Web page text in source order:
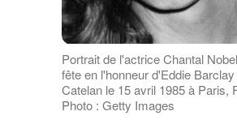
Portrait de l'actrice Chantal
fête en l'honneur d'Eddie
Catelan le 15 avril 1985 à Paris,
Photo : Getty Images